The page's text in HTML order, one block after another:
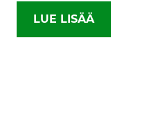
LUE LISÄÄ